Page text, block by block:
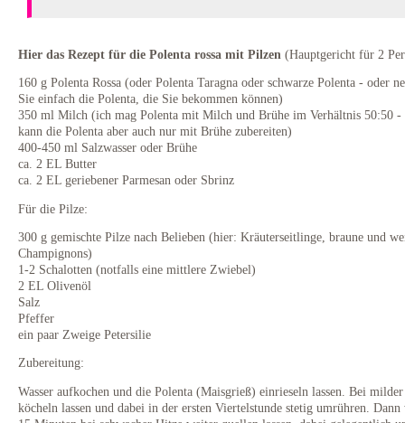
Hier das Rezept für die Polenta rossa mit Pilzen (Hauptgericht für 2
160 g Polenta Rossa (oder Polenta Taragna oder schwarze Polenta - oder
Sie einfach die Polenta, die Sie bekommen können)
350 ml Milch (ich mag Polenta mit Milch und Brühe im Verhältnis 50:50 -
kann die Polenta aber auch nur mit Brühe zubereiten)
400-450 ml Salzwasser oder Brühe
ca. 2 EL Butter
ca. 2 EL geriebener Parmesan oder Sbrinz
Für die Pilze:
300 g gemischte Pilze nach Belieben (hier: Kräuterseitlinge, braune und
Champignons)
1-2 Schalotten (notfalls eine mittlere Zwiebel)
2 EL Olivenöl
Salz
Pfeffer
ein paar Zweige Petersilie
Zubereitung:
Wasser aufkochen und die Polenta (Maisgrieß) einrieseln lassen. Bei
köcheln lassen und dabei in der ersten Viertelstunde stetig umrühren. Dann